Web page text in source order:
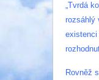
„Tvrdá
rozsáhlý
existenci
Rovněž